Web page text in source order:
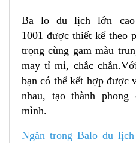
Ba lo du lịch lớn cao
1001 được thiết kế theo
trọng cùng gam màu
may tỉ mỉ, chắc
bạn có thể kết hợp được
nhau, tạo thành
mình.
Ngăn trong Balo du